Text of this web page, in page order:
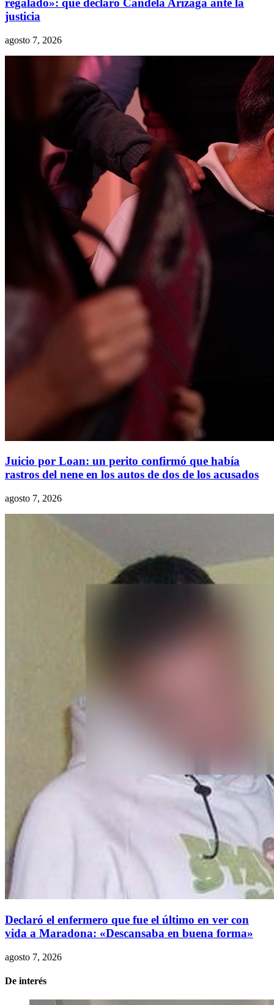
regalado»: qué declaró Candela Arizaga ante la
justicia
agosto 7, 2026
Juicio por Loan: un perito confirmó que había
rastros del nene en los autos de dos de los acusados
agosto 7, 2026
Declaró el enfermero que fue el último en ver con
vida a Maradona: «Descansaba en buena forma»
agosto 7, 2026
De interés